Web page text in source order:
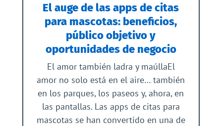
El auge de las apps de citas
para mascotas: beneficios,
público objetivo y
oportunidades de negocio
El amor también ladra y maúllaEl
amor no solo está en el aire… también
en los parques, los paseos y, ahora, en
las pantallas. Las apps de citas para
mascotas se han convertido en una de